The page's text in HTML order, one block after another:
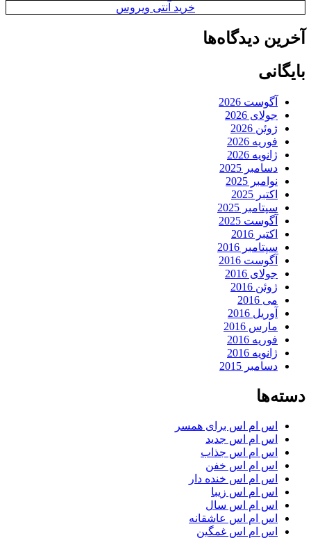
خرید آنتی ویروس
آخرین دیدگاه‌ها
بایگانی
آگوست 2026
جولای 2026
ژوئن 2026
فوریه 2026
ژانویه 2026
دسامبر 2025
نوامبر 2025
اکتبر 2025
سپتامبر 2025
آگوست 2025
اکتبر 2016
سپتامبر 2016
آگوست 2016
جولای 2016
ژوئن 2016
می 2016
آوریل 2016
مارس 2016
فوریه 2016
ژانویه 2016
دسامبر 2015
دسته‌ها
اس ام اس برای همسر
اس ام اس جدید
اس ام اس جذاب
اس ام اس خفن
اس ام اس خنده دار
اس ام اس زیبا
اس ام اس سال
اس ام اس عاشقانه
اس ام اس غمگین